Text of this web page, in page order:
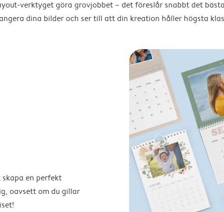
verktyget göra grovjobbet – det föreslår snabbt det
dina bilder och ser till att din kreation håller högsta
en perfekt
oavsett om du gillar